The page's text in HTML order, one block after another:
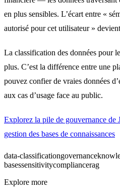
en plus sensibles. L’écart entre «
autorisé pour cet utilisateur »
La classification des données pour
plus. C’est la différence entre une
pouvez confier de vraies données
aux cas d’usage face au public.
Explorez la pile de gouvernance de
gestion des bases de connaissances
data-classificationgovernance
basessensitivitycompliancerag
Explore more